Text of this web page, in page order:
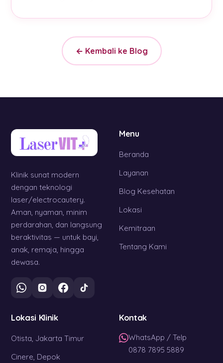
← Kembali ke Blog
Klinik sunat modern
dengan teknologi
laser/electrocautery.
Aman, nyaman, minim
perdarahan, dan langsung
beraktivitas — untuk bayi,
anak, remaja, hingga
dewasa.
Menu
Beranda
Layanan
Blog Kesehatan
Lokasi
Kemitraan
Tentang Kami
Lokasi Klinik
Otista, Jakarta Timur
Cinere, Depok
Kontak
WhatsApp / Telp
0878 7895 5889